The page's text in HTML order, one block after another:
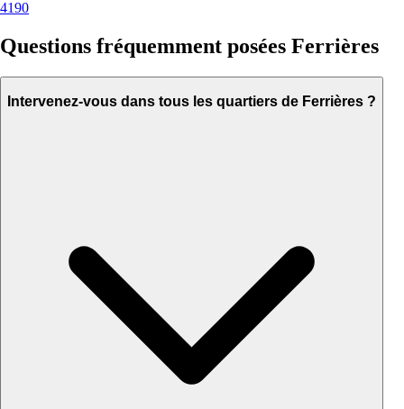
4190
Questions fréquemment posées Ferrières
Intervenez-vous dans tous les quartiers de Ferrières ?